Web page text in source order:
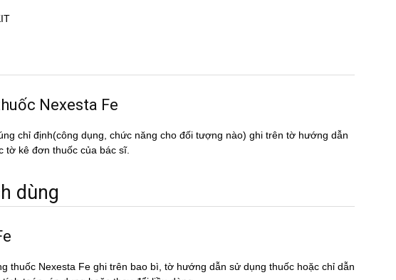
Nexesta Fe
chỉ định(công dụng, chức năng cho đối tượng nào) ghi trên tờ hướng dẫn
tờ kê đơn thuốc của bác sĩ.
dùng
thuốc Nexesta Fe ghi trên bao bì, tờ hướng dẫn sử dụng thuốc hoặc chỉ dẫn